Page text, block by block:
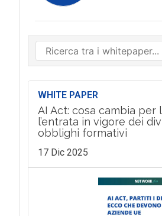
WHITE PAPER
AI Act: cosa cambia per
l’entrata in vigore dei
obblighi formativi
17 Dic 2025